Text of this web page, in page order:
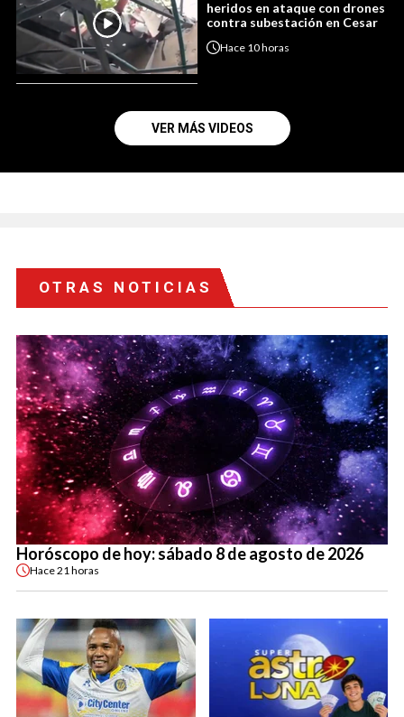
heridos en ataque con drones
contra subestación en Cesar
Hace 10 horas
VER MÁS VIDEOS
OTRAS NOTICIAS
Horóscopo de hoy: sábado 8 de agosto de 2026
Hace21 horas